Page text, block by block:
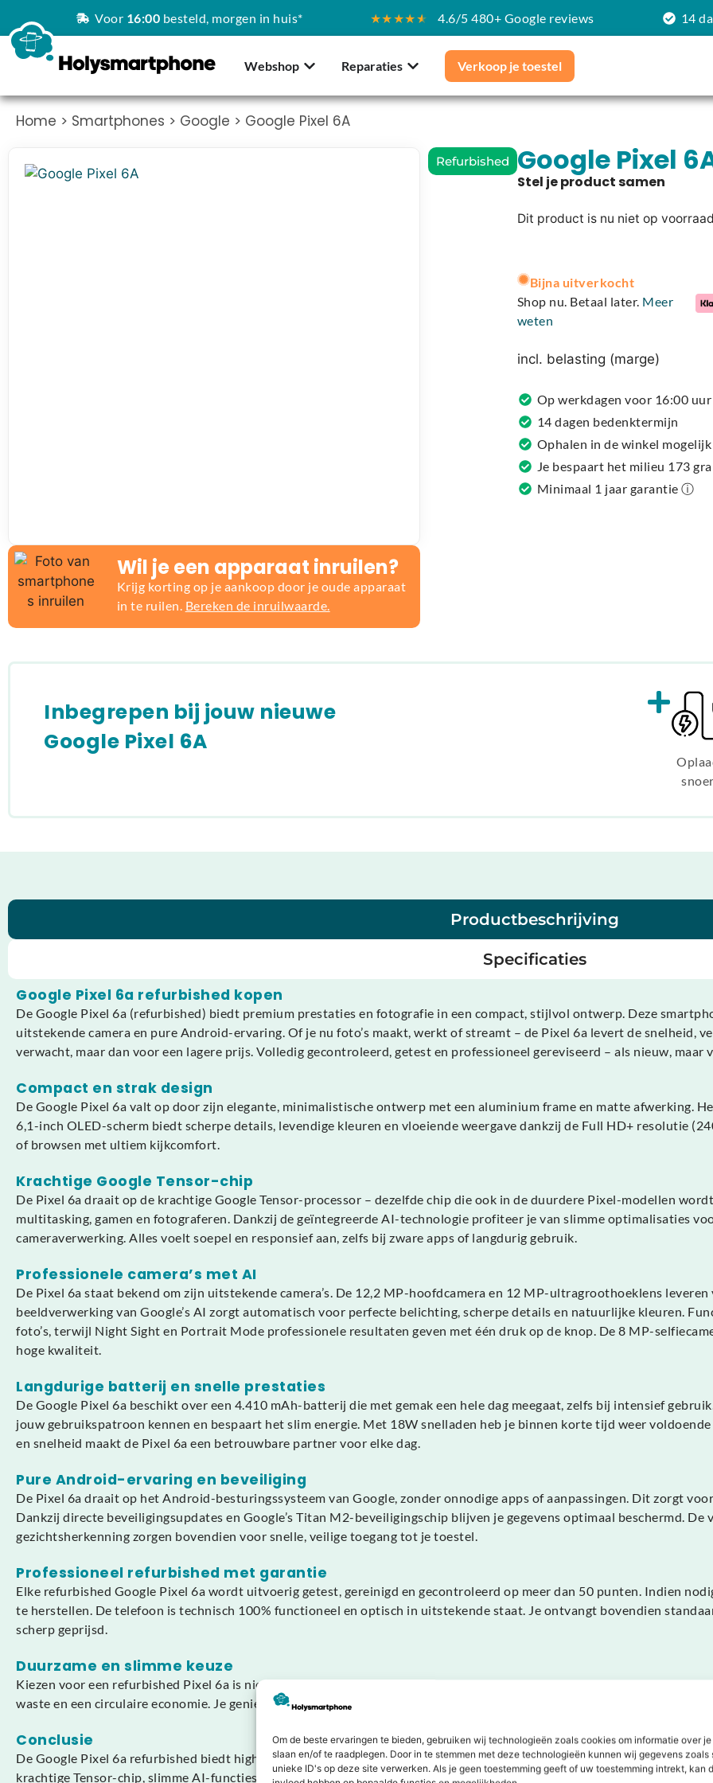
Om de beste ervaringen te bieden, gebruiken wij technologieën zoals cookies om informatie over
slaan en/of te raadplegen. Door in te stemmen met deze technologieën kunnen wij gegevens zoals
unieke ID's op deze site verwerken. Als je geen toestemming geeft of uw toestemming intrekt, kan
Voor 16:00 besteld, morgen in huis* ★★★★★ 4.6/5 480+ Google reviews 14
Webshop Reparaties Verkoop je toestel
Home > Smartphones > Google > Google Pixel 6A
Wil je een apparaat inruilen?
Krijg korting op je aankoop door je oude apparaat
in te ruilen. Bereken de inruilwaarde.
Refurbished Google Pixel
Dit product is nu niet op
l
t
e
n
t
i
v
e
:
Bijna uitverkocht
Shop nu. Betaal later. Meer
weten
incl. belasting (marge)
Op werkdagen voor 16:00
14 dagen bedenktermijn
Ophalen in de winkel mogelijk
Je bespaart het milieu 173
Minimaal 1 jaar garantie ⓘ
Inbegrepen bij jouw nieuwe
Google Pixel 6A
Productbeschrijving
Specificaties
Google Pixel 6a refurbished kopen
De Google Pixel 6a (refurbished) biedt premium prestaties en fotografie in een compact, stijlvol ontwerp. Deze
uitstekende camera en pure Android-ervaring. Of je nu foto’s maakt, werkt of streamt – de Pixel 6a levert de snelheid,
verwacht, maar dan voor een lagere prijs. Volledig gecontroleerd, getest en professioneel gereviseerd – als nieuw, maar
Compact en strak design
De Google Pixel 6a valt op door zijn elegante, minimalistische ontwerp met een aluminium frame en matte afwerking.
6,1-inch OLED-scherm biedt scherpe details, levendige kleuren en vloeiende weergave dankzij de Full HD+ resolutie
of browsen met ultiem kijkcomfort.
Krachtige Google Tensor-chip
De Pixel 6a draait op de krachtige Google Tensor-processor – dezelfde chip die ook in de duurdere Pixel-modellen
multitasking, gamen en fotograferen. Dankzij de geïntegreerde AI-technologie profiteer je van slimme optimalisaties
cameraverwerking. Alles voelt soepel en responsief aan, zelfs bij zware apps of langdurig gebruik.
Professionele camera’s met AI
De Pixel 6a staat bekend om zijn uitstekende camera’s. De 12,2 MP-hoofdcamera en 12 MP-ultragroothoeklens
beeldverwerking van Google’s AI zorgt automatisch voor perfecte belichting, scherpe details en natuurlijke kleuren.
foto’s, terwijl Night Sight en Portrait Mode professionele resultaten geven met één druk op de knop. De 8 MP-
hoge kwaliteit.
Langdurige batterij en snelle prestaties
De Google Pixel 6a beschikt over een 4.410 mAh-batterij die met gemak een hele dag meegaat, zelfs bij intensief
jouw gebruikspatroon kennen en bespaart het slim energie. Met 18W snelladen heb je binnen korte tijd weer
en snelheid maakt de Pixel 6a een betrouwbare partner voor elke dag.
Pure Android-ervaring en beveiliging
De Pixel 6a draait op het Android-besturingssysteem van Google, zonder onnodige apps of aanpassingen. Dit zorgt
Dankzij directe beveiligingsupdates en Google’s Titan M2-beveiligingschip blijven je gegevens optimaal beschermd.
gezichtsherkenning zorgen bovendien voor snelle, veilige toegang tot je toestel.
Professioneel refurbished met garantie
Elke refurbished Google Pixel 6a wordt uitvoerig getest, gereinigd en gecontroleerd op meer dan 50 punten. Indien
te herstellen. De telefoon is technisch 100% functioneel en optisch in uitstekende staat. Je ontvangt bovendien
scherp geprijsd.
Duurzame en slimme keuze
Kiezen voor een refurbished Pixel 6a is niet alleen slim voor je portemonnee, maar ook voor het milieu. Door
waste en een circulaire economie. Je geniet dus van premium prestaties met een lagere ecologische voetafdruk – een
Conclusie
De Google Pixel 6a refurbished biedt high-end prestaties, een toonaangevende camera en een pure Android-ervaring
krachtige Tensor-chip, slimme AI-functies en betrouwbare batterij is dit toestel ideaal voor wie topkwaliteit zoekt